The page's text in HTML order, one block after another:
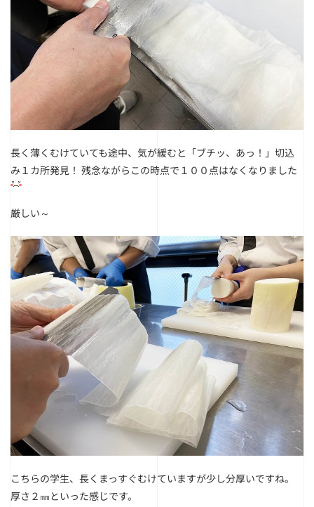
長く薄くむけていても途中、気が緩むと「ブチッ、あっ！」切込
み１カ所発見！ 残念ながらこの時点で１００点はなくなりました
厳しい～
こちらの学生、長くまっすぐむけていますが少し分厚いですね。
厚さ２㎜といった感じです。